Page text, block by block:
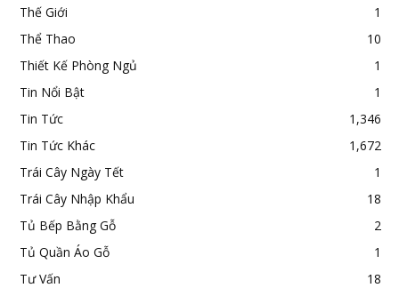
Thế Giới
1
Thể Thao
10
Thiết Kế Phòng Ngủ
1
Tin Nổi Bật
1
Tin Tức
1,346
Tin Tức Khác
1,672
Trái Cây Ngày Tết
1
Trái Cây Nhập Khẩu
18
Tủ Bếp Bằng Gỗ
2
Tủ Quần Áo Gỗ
1
Tư Vấn
18